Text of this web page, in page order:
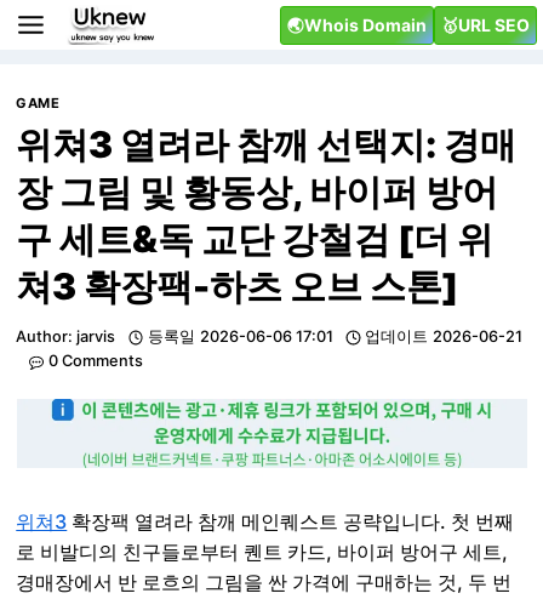
Skip
🌏Whois Domain 🥇URL SEO
GAME
위쳐3 열려라 참깨 선택지: 경매
장 그림 및 황동상, 바이퍼 방어
구 세트&독 교단 강철검 [더 위
쳐3 확장팩-하츠 오브 스톤]
Author: jarvis 등록일 2026-06-06 17:01 업데이트 2026-06-21
0 Comments
위쳐3 확장팩 열려라 참깨 메인퀘스트 공략입니다. 첫 번째
로 비발디의 친구들로부터 퀜트 카드, 바이퍼 방어구 세트,
경매장에서 반 로흐의 그림을 싼 가격에 구매하는 것, 두 번